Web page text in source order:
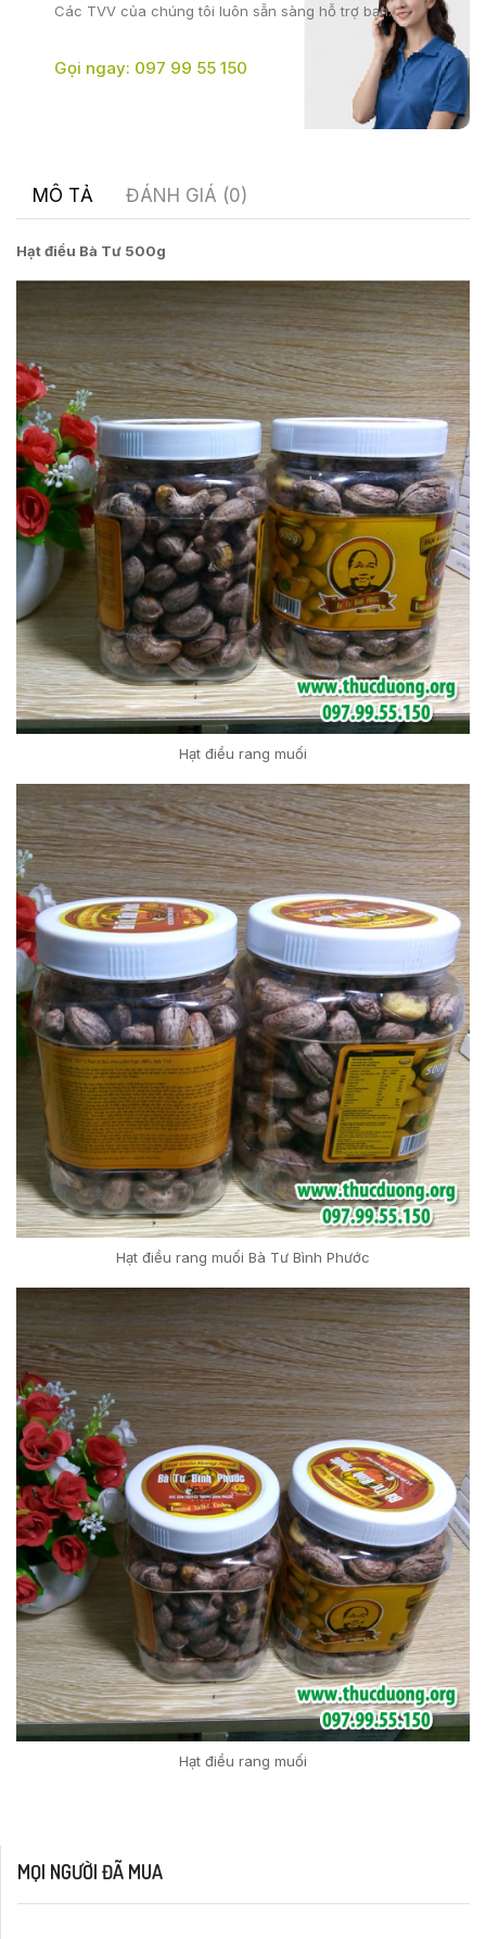
Các TVV của chúng tôi luôn sẵn sàng hỗ trợ bạn.
Gọi ngay: 097 99 55 150
MÔ TẢ ĐÁNH GIÁ (0)
Hạt điều Bà Tư 500g
Hạt điều rang muối
Hạt điều rang muối Bà Tư Bình Phước
Hạt điều rang muối
MỌI NGƯỜI ĐÃ MUA